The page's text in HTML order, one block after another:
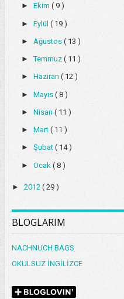
► Ekim ( 9 )
► Eylül ( 19 )
► Ağustos ( 13 )
►Temmuz ( 11 )
► Haziran ( 12 )
► Mayıs ( 8 )
► Nisan ( 11 )
► Mart ( 11 )
► Şubat ( 14 )
► Ocak ( 8 )
► 2012 ( 29 )
BLOGLARIM
NACHNUCH BAGS
OKULSUZ İNGİLİZCE